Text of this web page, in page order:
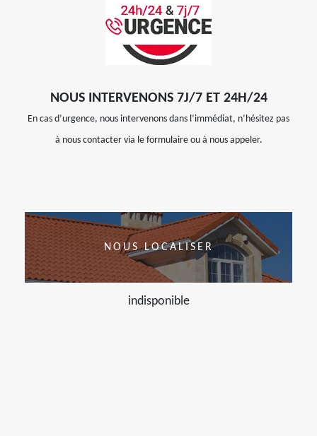
NOUS INTERVENONS 7J/7 ET 24H/24
En cas d’urgence, nous intervenons dans l’immédiat, n’hésitez pas
à nous contacter via le formulaire ou à nous appeler.
NOUS LOCALISER
indisponible